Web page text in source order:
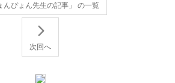
んぴょん先生の記事」 の一覧
次回へ